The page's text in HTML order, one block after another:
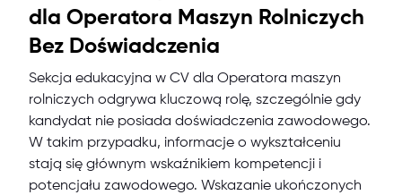
dla Operatora Maszyn Rolniczych
Bez Doświadczenia
Sekcja edukacyjna w CV dla Operatora maszyn
rolniczych odgrywa kluczową rolę, szczególnie gdy
kandydat nie posiada doświadczenia zawodowego.
W takim przypadku, informacje o wykształceniu
stają się głównym wskaźnikiem kompetencji i
potencjału zawodowego. Wskazanie ukończonych